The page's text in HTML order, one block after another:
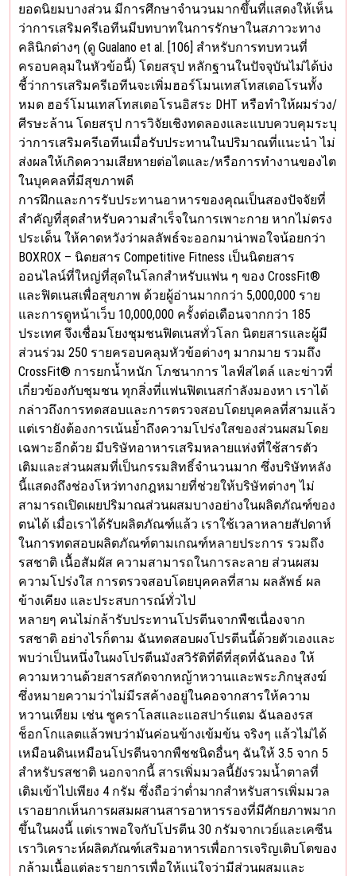
ยอดนิยมบางส่วน มีการศึกษาจำนวนมากขึ้นที่แสดงให้เห็น
ว่าการเสริมครีเอทีนมีบทบาทในการรักษาในสภาวะทาง
คลินิกต่างๆ (ดู Gualano et al. [106] สำหรับการทบทวนที่
ครอบคลุมในหัวข้อนี้) โดยสรุป หลักฐานในปัจจุบันไม่ได้บ่ง
ชี้ว่าการเสริมครีเอทีนจะเพิ่มฮอร์โมนเทสโทสเตอโรนทั้ง
หมด ฮอร์โมนเทสโทสเตอโรนอิสระ DHT หรือทำให้ผมร่วง/
ศีรษะล้าน โดยสรุป การวิจัยเชิงทดลองและแบบควบคุมระบุ
ว่าการเสริมครีเอทีนเมื่อรับประทานในปริมาณที่แนะนำ ไม่
ส่งผลให้เกิดความเสียหายต่อไตและ/หรือการทำงานของไต
ในบุคคลที่มีสุขภาพดี
การฝึกและการรับประทานอาหารของคุณเป็นสองปัจจัยที่
สำคัญที่สุดสำหรับความสำเร็จในการเพาะกาย หากไม่ตรง
ประเด็น ให้คาดหวังว่าผลลัพธ์จะออกมาน่าพอใจน้อยกว่า
BOXROX – นิตยสาร Competitive Fitness เป็นนิตยสาร
ออนไลน์ที่ใหญ่ที่สุดในโลกสำหรับแฟน ๆ ของ CrossFit®
และฟิตเนสเพื่อสุขภาพ ด้วยผู้อ่านมากกว่า 5,000,000 ราย
และการดูหน้าเว็บ 10,000,000 ครั้งต่อเดือนจากกว่า 185
ประเทศ จึงเชื่อมโยงชุมชนฟิตเนสทั่วโลก นิตยสารและผู้มี
ส่วนร่วม 250 รายครอบคลุมหัวข้อต่างๆ มากมาย รวมถึง
CrossFit® การยกน้ำหนัก โภชนาการ ไลฟ์สไตล์ และข่าวที่
เกี่ยวข้องกับชุมชน ทุกสิ่งที่แฟนฟิตเนสกำลังมองหา เราได้
กล่าวถึงการทดสอบและการตรวจสอบโดยบุคคลที่สามแล้ว
แต่เรายังต้องการเน้นย้ำถึงความโปร่งใสของส่วนผสมโดย
เฉพาะอีกด้วย มีบริษัทอาหารเสริมหลายแห่งที่ใช้สารตัว
เติมและส่วนผสมที่เป็นกรรมสิทธิ์จำนวนมาก ซึ่งบริษัทหลัง
นี้แสดงถึงช่องโหว่ทางกฎหมายที่ช่วยให้บริษัทต่างๆ ไม่
สามารถเปิดเผยปริมาณส่วนผสมบางอย่างในผลิตภัณฑ์ของ
ตนได้ เมื่อเราได้รับผลิตภัณฑ์แล้ว เราใช้เวลาหลายสัปดาห์
ในการทดสอบผลิตภัณฑ์ตามเกณฑ์หลายประการ รวมถึง
รสชาติ เนื้อสัมผัส ความสามารถในการละลาย ส่วนผสม
ความโปร่งใส การตรวจสอบโดยบุคคลที่สาม ผลลัพธ์ ผล
ข้างเคียง และประสบการณ์ทั่วไป
หลายๆ คนไม่กล้ารับประทานโปรตีนจากพืชเนื่องจาก
รสชาติ อย่างไรก็ตาม ฉันทดสอบผงโปรตีนนี้ด้วยตัวเองและ
พบว่าเป็นหนึ่งในผงโปรตีนมังสวิรัติที่ดีที่สุดที่ฉันลอง ให้
ความหวานด้วยสารสกัดจากหญ้าหวานและพระภิกษุสงฆ์
ซึ่งหมายความว่าไม่มีรสค้างอยู่ในคอจากสารให้ความ
หวานเทียม เช่น ซูคราโลสและแอสปาร์แตม ฉันลองรส
ช็อกโกแลตแล้วพบว่ามันค่อนข้างเข้มข้น จริงๆ แล้วไม่ได้
เหมือนดินเหมือนโปรตีนจากพืชชนิดอื่นๆ ฉันให้ 3.5 จาก 5
สำหรับรสชาติ นอกจากนี้ สารเพิ่มมวลนี้ยังรวมน้ำตาลที่
เติมเข้าไปเพียง 4 กรัม ซึ่งถือว่าต่ำมากสำหรับสารเพิ่มมวล
เราอยากเห็นการผสมผสานสารอาหารรองที่มีศักยภาพมาก
ขึ้นในผงนี้ แต่เราพอใจกับโปรตีน 30 กรัมจากเวย์และเคซีน
เราวิเคราะห์ผลิตภัณฑ์เสริมอาหารเพื่อการเจริญเติบโตของ
กล้ามเนื้อแต่ละรายการเพื่อให้แน่ใจว่ามีส่วนผสมและ